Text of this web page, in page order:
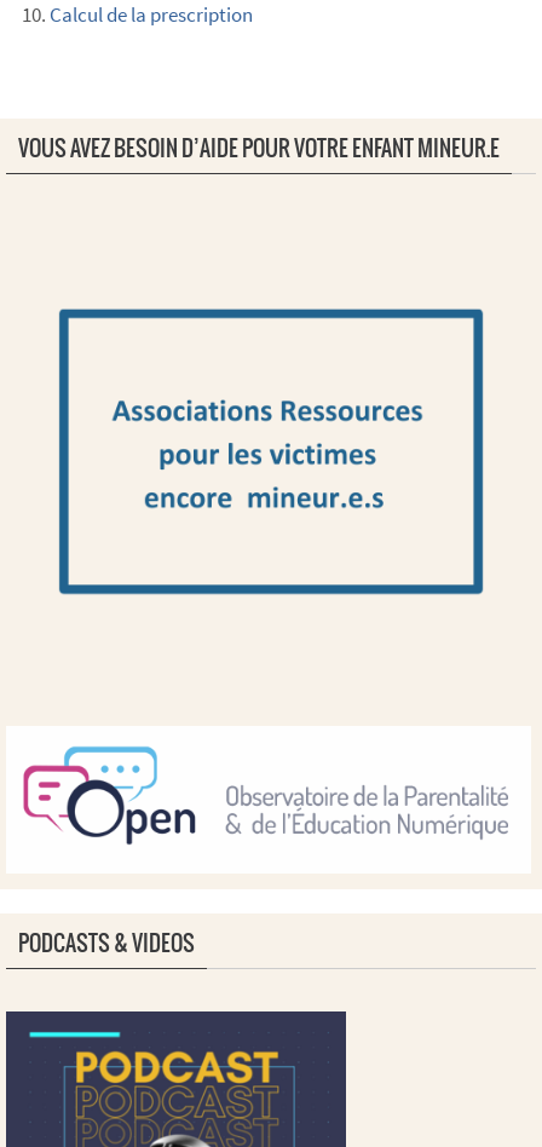
Calcul de la prescription
VOUS AVEZ BESOIN D’AIDE POUR VOTRE ENFANT MINEUR.E
PODCASTS & VIDEOS